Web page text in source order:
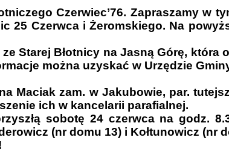
Czerwiec’76. Zapraszamy w
25 Czerwca i Żeromskiego. Na
Starej Błotnicy na Jasną Górę, która
można uzyskać w Urzędzie
Maciak zam. w Jakubowie, par.
ich w kancelarii parafialnej.
sobotę 24 czerwca na godz.
(nr domu 13) i Kołtunowicz (nr